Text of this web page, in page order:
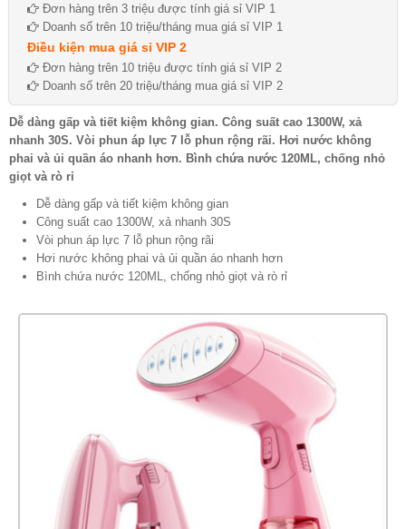
Đơn hàng trên 3 triệu được tính giá sỉ VIP 1
Doanh số trên 10 triệu/tháng mua giá sỉ VIP 1
Điều kiện mua giá sỉ VIP 2
Đơn hàng trên 10 triệu được tính giá sỉ VIP 2
Doanh số trên 20 triệu/tháng mua giá sỉ VIP 2
Dễ dàng gấp và tiết kiệm không gian. Công suất cao 1300W, xả
nhanh 30S. Vòi phun áp lực 7 lỗ phun rộng rãi. Hơi nước không
phai và ủi quần áo nhanh hơn. Bình chứa nước 120ML, chống nhỏ
giọt và rò rỉ
Dễ dàng gấp và tiết kiệm không gian
Công suất cao 1300W, xả nhanh 30S
Vòi phun áp lực 7 lỗ phun rộng rãi
Hơi nước không phai và ủi quần áo nhanh hơn
Bình chứa nước 120ML, chống nhỏ giọt và rò rỉ